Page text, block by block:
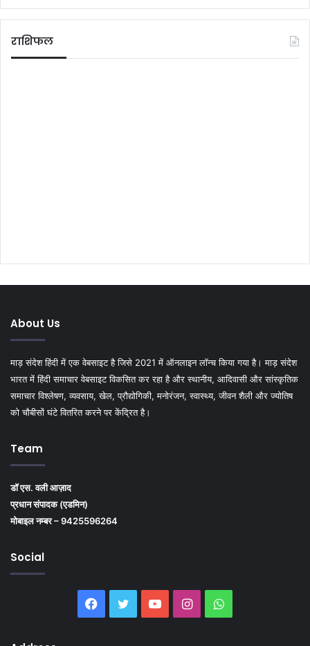
राशिफल
About Us
माड़ संदेश हिंदी में एक वेबसाइट है जिसे 2021 में ऑनलाइन लॉन्च किया गया है। माड़ संदेश
भारत में हिंदी समाचार वेबसाइट विकसित कर रहा है और स्थानीय, आदिवासी और सांस्कृतिक
समाचार विश्लेषण, व्यवसाय, खेल, प्रौद्योगिकी, मनोरंजन, स्वास्थ्य, जीवन शैली और ज्योतिष
को चौबीसों घंटे वितरित करने पर केंद्रित है।
Team
डॉ एस. वली आज़ाद
प्रधान संपादक (एडमिन)
मोबाइल नम्बर – 9425596264
Social
Facebook
Twitter YouTubeInstagramWhatsApp